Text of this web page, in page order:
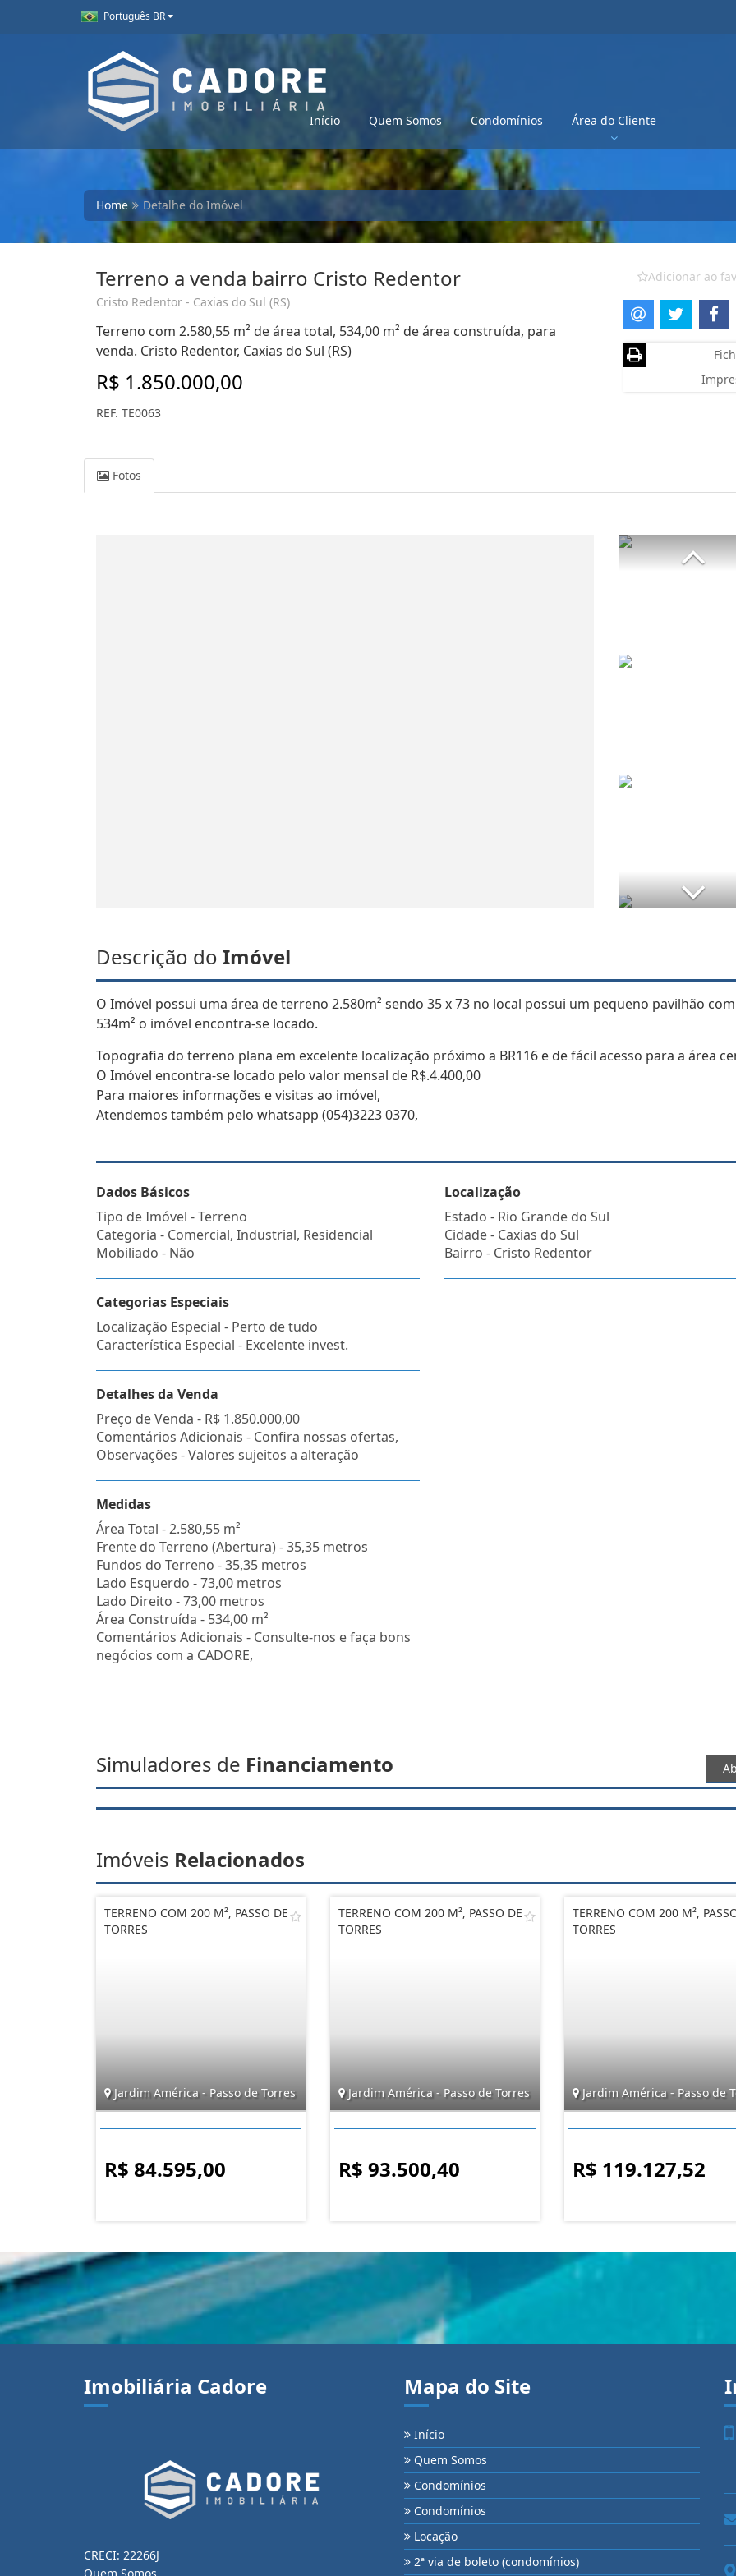
Português BR
Início Quem Somos Condomínios Área do Cliente
Home Detalhe do Imóvel
Terreno a venda bairro Cristo Redentor
Cristo Redentor - Caxias do Sul (RS)
Terreno com 2.580,55 m² de área total, 534,00 m² de área construída, para
venda. Cristo Redentor, Caxias do Sul (RS)
R$ 1.850.000,00
REF. TE0063
Adicionar ao
Fotos
Descrição do Imóvel
O Imóvel possui uma área de terreno 2.580m² sendo 35 x 73 no local possui um pequeno pavilhão com
534m² o imóvel encontra-se locado.
Topografia do terreno plana em excelente localização próximo a BR116 e de fácil acesso para a área
O Imóvel encontra-se locado pelo valor mensal de R$.4.400,00
Para maiores informações e visitas ao imóvel,
Atendemos também pelo whatsapp (054)3223 0370,
Dados Básicos
Tipo de Imóvel - Terreno
Categoria - Comercial, Industrial, Residencial
Mobiliado - Não
Categorias Especiais
Localização Especial - Perto de tudo
Característica Especial - Excelente invest.
Detalhes da Venda
Preço de Venda - R$ 1.850.000,00
Comentários Adicionais - Confira nossas ofertas,
Observações - Valores sujeitos a alteração
Medidas
Área Total - 2.580,55 m²
Frente do Terreno (Abertura) - 35,35 metros
Fundos do Terreno - 35,35 metros
Lado Esquerdo - 73,00 metros
Lado Direito - 73,00 metros
Área Construída - 534,00 m²
Comentários Adicionais - Consulte-nos e faça bons
negócios com a CADORE,
Localização
Estado - Rio Grande do Sul
Cidade - Caxias do Sul
Bairro - Cristo Redentor
Simuladores de Financiamento
Imóveis Relacionados
TERRENO COM 200 M², PASSO DE
TORRES
Jardim América - Passo de Torres
R$ 84.595,00
TERRENO COM 200 M², PASSO DE
TORRES
Jardim América - Passo de Torres
R$ 93.500,40
TERRENO COM 200 M²,
TORRES
Jardim América - Passo de
R$ 119.127,52
Imobiliária Cadore
CRECI: 22266J
Mapa do Site
Início
Quem Somos
Condomínios
Condomínios
Locação
2ª via de boleto (condomínios)